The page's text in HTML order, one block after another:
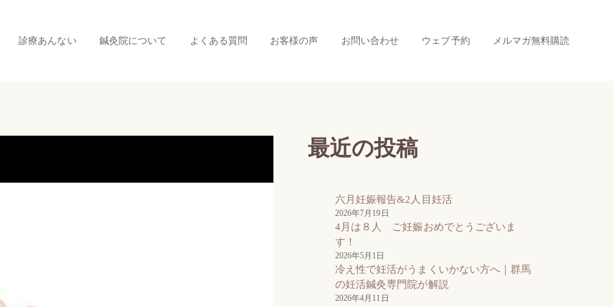
診療あんない 鍼灸院について よくある質問 お客様の声 お問い合わせ ウェブ予約 メルマガ無料購読
最近の投稿
六月妊娠報告&2人目妊活
2026年7月19日
4月は８人 ご妊娠おめでとうございま
す！
2026年5月1日
冷え性で妊活がうまくいかない方へ｜群馬
の妊活鍼灸専門院が解説
2026年4月11日